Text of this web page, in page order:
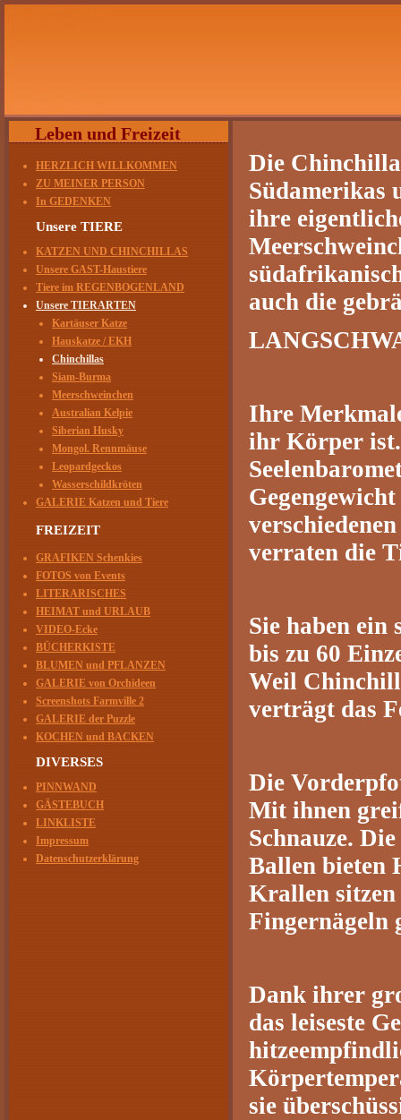
Leben und Freizeit
HERZLICH WILLKOMMEN
ZU MEINER PERSON
In GEDENKEN
Unsere TIERE
KATZEN UND CHINCHILLAS
Unsere GAST-Haustiere
Tiere im REGENBOGENLAND
Unsere TIERARTEN
Kartäuser Katze
Hauskatze / EKH
Chinchillas
Siam-Burma
Meerschweinchen
Australian Kelpie
Siberian Husky
Mongol. Rennmäuse
Leopardgeckos
Wasserschildkröten
GALERIE Katzen und Tiere
FREIZEIT
GRAFIKEN Schenkies
FOTOS von Events
LITERARISCHES
HEIMAT und URLAUB
VIDEO-Ecke
BÜCHERKISTE
BLUMEN und PFLANZEN
GALERIE von Orchideen
Screenshots Farmville 2
GALERIE der Puzzle
KOCHEN und BACKEN
DIVERSES
PINNWAND
GÄSTEBUCH
LINKLISTE
Impressum
Datenschutzerklärung
Die
Südamerikas
ihre
auch die
Ihre
ihr Körper
verraten die
Sie haben ein
bis zu 60
Weil
verträgt das
Die
Mit ihnen
Schnauze.
Ballen bieten
Krallen sitzen
Fingernägeln
Dank ihrer
das leiseste
sie